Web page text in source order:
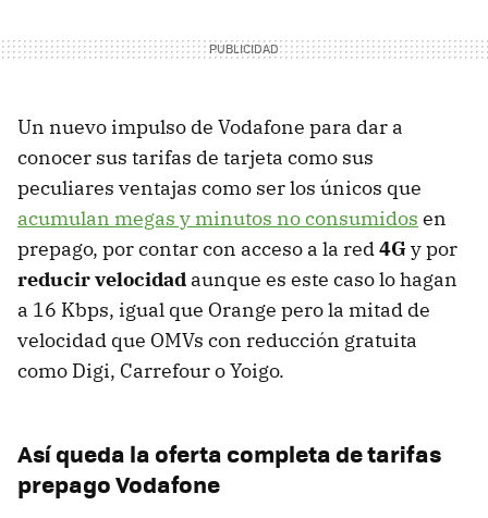
Un nuevo impulso de Vodafone para dar a
conocer sus tarifas de tarjeta como sus
peculiares ventajas como ser los únicos que
acumulan megas y minutos no consumidos en
prepago, por contar con acceso a la red4Gy por
reducir velocidad aunque es este caso lo hagan
a 16 Kbps, igual que Orange pero la mitad de
velocidad que OMVs con reducción gratuita
como Digi, Carrefour o Yoigo.
Así queda la oferta completa de tarifas
prepago Vodafone